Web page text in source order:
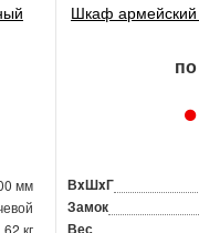
мм
62 кг
Шкаф
ВxШxГ
Замок
Вес